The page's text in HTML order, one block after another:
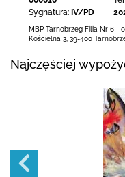
Sygnatura: IV/PD
MBP Tarnobrzeg Filia Nr 6 -
Kościelna 3 39-400
Najczęściej